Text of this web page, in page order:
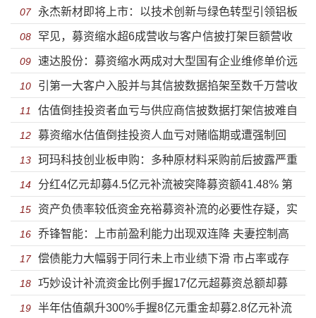
未来
07 永杰新材即将上市：以技术创新与绿色转型引领铝板
带箔行业高质量发展
08 罕见，募资缩水超6成营收与客户信披打架巨额营收
无数据支撑，毛利率断崖式下滑手握巨额现金却募资补
流采购披露不实——益诺思科创板上市
09 速达股份：募资缩水两成对大型国有企业维修单价远
高于其他客户 最大募投项目环评曾被不予许可贷款余额
与借款不符
10 引第一大客户入股并与其信披数据掐架至数千万营收
或可能造假，实控人及大股东套现1.89亿元，刚扭亏就
分红1.08亿元超募资补流金额
11 估值倒挂投资者血亏与供应商信披数据打架信披难自
言其说 应收账款飙升货币资金储备陡降大举举债度日
——国科天成创业板申购
12 募资缩水估值倒挂投资人血亏对赌临期或遭强制回
购，授权大客户专利成竞争对手信披出现严重不实，手
握巨资且分红仍募资补流背后目的不纯——思看科技闯
关科创板
13 珂玛科技创业板申购：多种原材料采购前后披露严重
不实涉信披违规 股份锁定期形同虚设高管提前违规减持
巨额套现
14 分红4亿元却募4.5亿元补流被突降募资额41.48% 第
一大供应商社保为“0”且信披数据打架，诱导消费者被罚
营收数据披露不一致
15 资产负债率较低资金充裕募资补流的必要性存疑，实
控人控股超90%赊销挽留客户实现业绩增长——科力装
备创业板上市
16 乔锋智能：上市前盈利能力出现双连降 夫妻控制高
达超90%警惕上市后减持
17 偿债能力大幅弱于同行未上市业绩下滑 市占率或存
虚假披露产能利用不足却大幅扩产与客户购销数据打架
——安乃达申购
18 巧妙设计补流资金比例手握17亿元超募资总额却募
3.5亿元补流 与多家供应商信披数据掐架主要财务数据披
19 半年估值飙升300%手握8亿元重金却募2.8亿元补流